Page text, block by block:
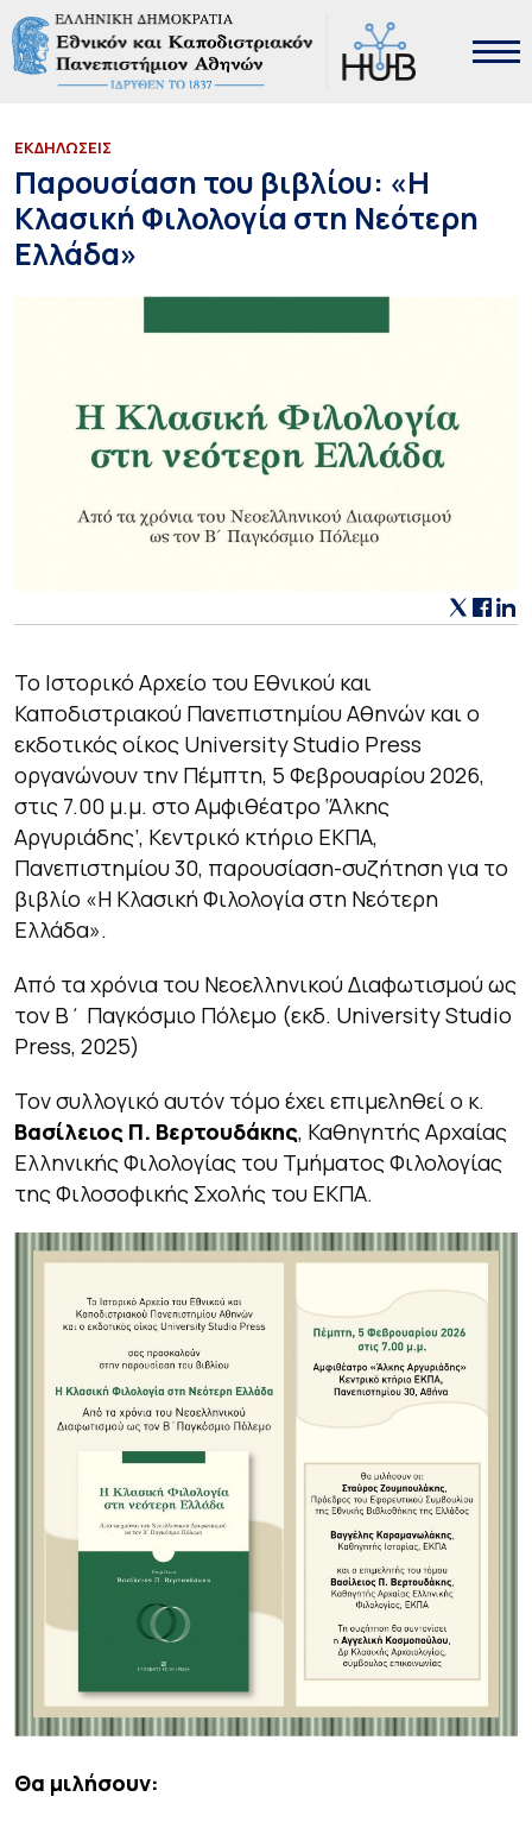
ΕΚΔΗΛΩΣΕΙΣ
Παρουσίαση του βιβλίου: «Η
Κλασική Φιλολογία στη Νεότερη
Ελλάδα»
Το Ιστορικό Αρχείο του Εθνικού και
Καποδιστριακού Πανεπιστημίου Αθηνών και ο
εκδοτικός οίκος University Studio Press
οργανώνουν την Πέμπτη, 5 Φεβρουαρίου 2026,
στις 7.00 μ.μ. στο Αμφιθέατρο ‘Άλκης
Αργυριάδης’, Κεντρικό κτήριο ΕΚΠΑ,
Πανεπιστημίου 30, παρουσίαση-συζήτηση για το
βιβλίο «Η Κλασική Φιλολογία στη Νεότερη
Ελλάδα».
Από τα χρόνια του Νεοελληνικού Διαφωτισμού ως
τον Β΄ Παγκόσμιο Πόλεμο (εκδ. University Studio
Press, 2025)
Τον συλλογικό αυτόν τόμο έχει επιμεληθεί ο κ.
Βασίλειος Π. Βερτουδάκης, Καθηγητής Αρχαίας
Ελληνικής Φιλολογίας του Τμήματος Φιλολογίας
της Φιλοσοφικής Σχολής του ΕΚΠΑ.
Θα μιλήσουν: